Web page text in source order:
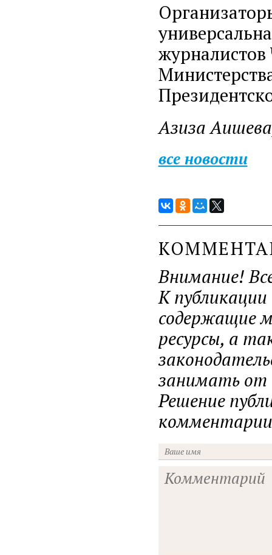
Азиза
все новости
Внимание!
К
содержащие
ресурсы, а
занимать от
Решение